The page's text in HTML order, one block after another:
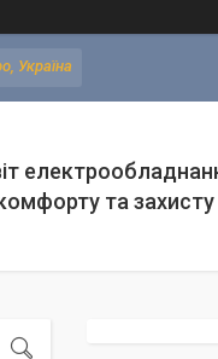
Україна
та захисту